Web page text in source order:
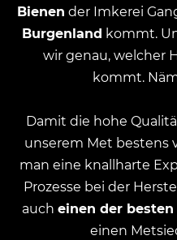
Bienen der Imkerei
Burgenland kommt.
wir genau, welcher
kommt.
Damit die hohe
unserem Met bestens
man eine knallharte
Prozesse bei der
auch einen der
einen